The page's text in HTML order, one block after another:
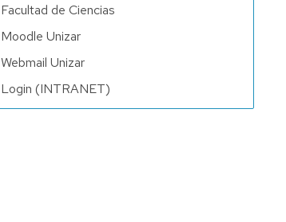
Facultad de Ciencias
Moodle Unizar
Webmail Unizar
Login (INTRANET)